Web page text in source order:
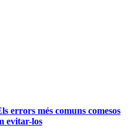
errors més comuns comesos
evitar-los